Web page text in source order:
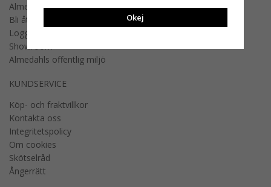
Almedahls designers
Bli återförsäljare
Logga in B2B
Showroom
Almedahls offentlig miljö
KUNDSERVICE
Köp- och fraktvillkor
Kontakta oss
Integritetspolicy
Om cookies
Skötselråd
Ångerrätt
Okej